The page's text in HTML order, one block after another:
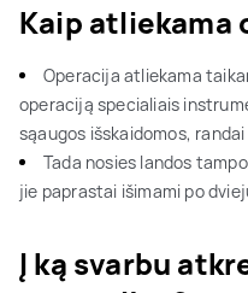
Kaip atliekama
Operacija atliekama
operaciją specialiais
sąaugos išskaidomos,
Tada nosies landos
jie paprastai išimami po
Į ką svarbu